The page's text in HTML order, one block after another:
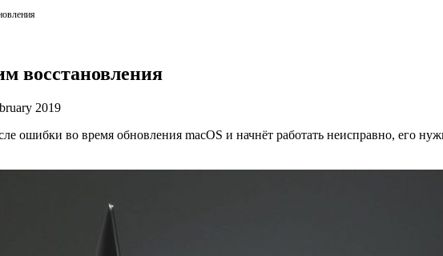
восстановления
2019
ошибки во время обновления macOS и начнёт работать неисправно, его